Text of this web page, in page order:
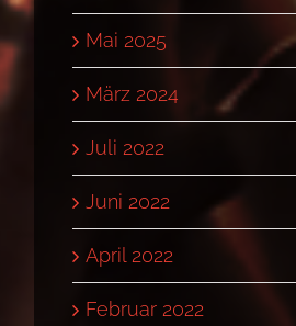
Mai 2025
März 2024
Juli 2022
Juni 2022
April 2022
Februar 2022